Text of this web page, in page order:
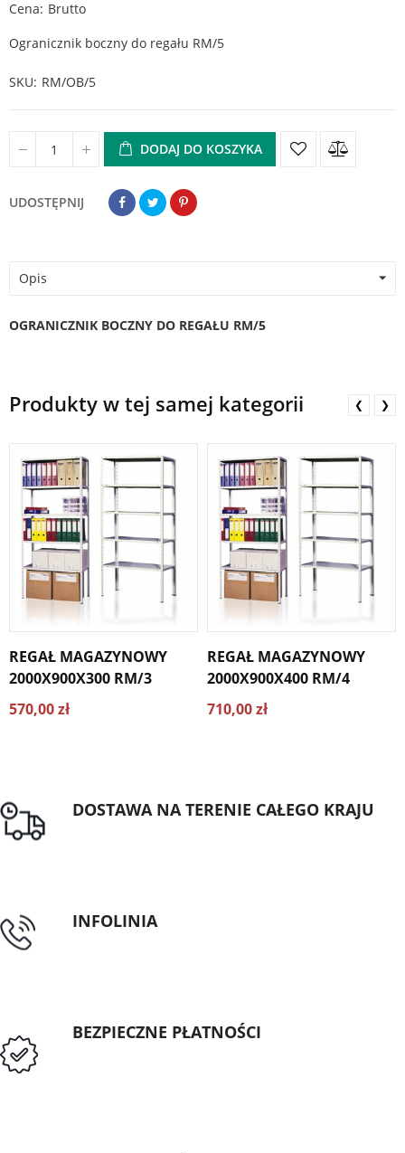
Cena Brutto
Ogranicznik boczny do regału RM/5
SKU RM/OB/5
DODAJ DO KOSZYKA
UDOSTĘPNIJ
Opis
OGRANICZNIK BOCZNY DO REGAŁU RM/5
Produkty w tej samej kategorii
REGAŁ MAGAZYNOWY
2000X900X300 RM/3
570,00 zł
REGAŁ MAGAZYNOWY
2000X900X400 RM/4
710,00 zł
❮ ❯
DOSTAWA NA TERENIE CAŁEGO KRAJU
INFOLINIA
BEZPIECZNE PŁATNOŚCI